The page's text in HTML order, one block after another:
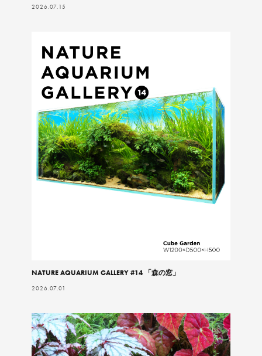
2026.07.15
NATURE AQUARIUM GALLERY #14 「森の窓」
2026.07.01